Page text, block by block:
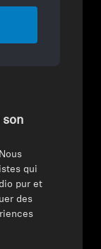
son
qui
pur et
des